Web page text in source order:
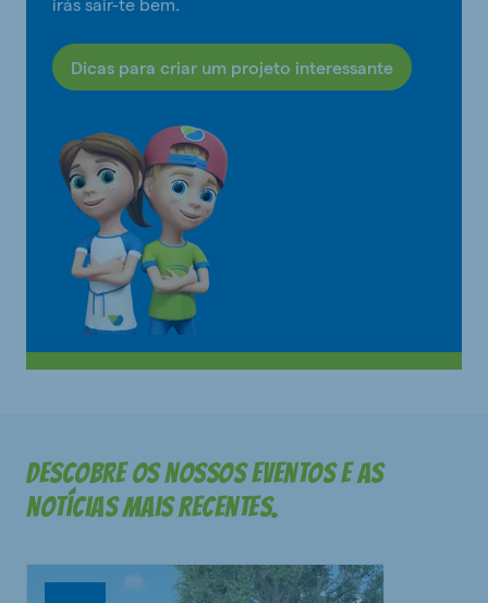
Dicas para criar um projeto interessante
Descobre os nossos eventos e as
notícias mais recentes.